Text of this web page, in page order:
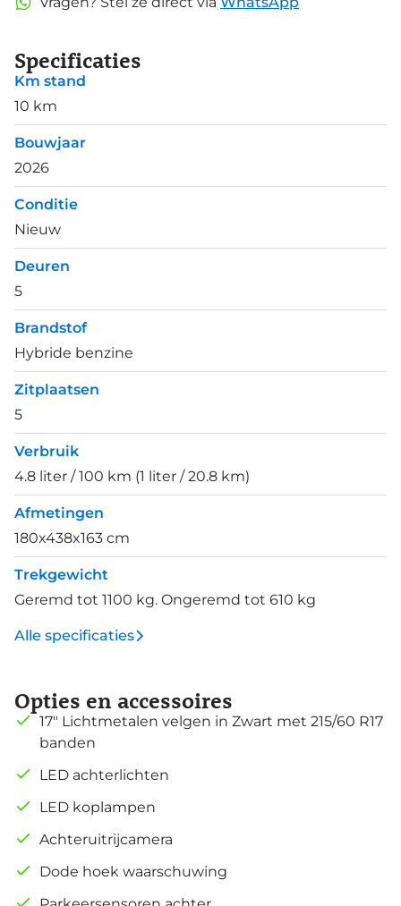
Specificaties
Km stand
10 km
Bouwjaar
2026
Conditie
Nieuw
Deuren
5
Brandstof
Hybride benzine
Zitplaatsen
5
Verbruik
4.8 liter / 100 km (1 liter / 20.8 km)
Afmetingen
180x438x163 cm
Trekgewicht
Geremd tot 1100 kg. Ongeremd tot 610 kg
Alle specificaties
Opties en accessoires
17" Lichtmetalen velgen in Zwart met 215/60 R17
banden
LED achterlichten
LED koplampen
Achteruitrijcamera
Dode hoek waarschuwing